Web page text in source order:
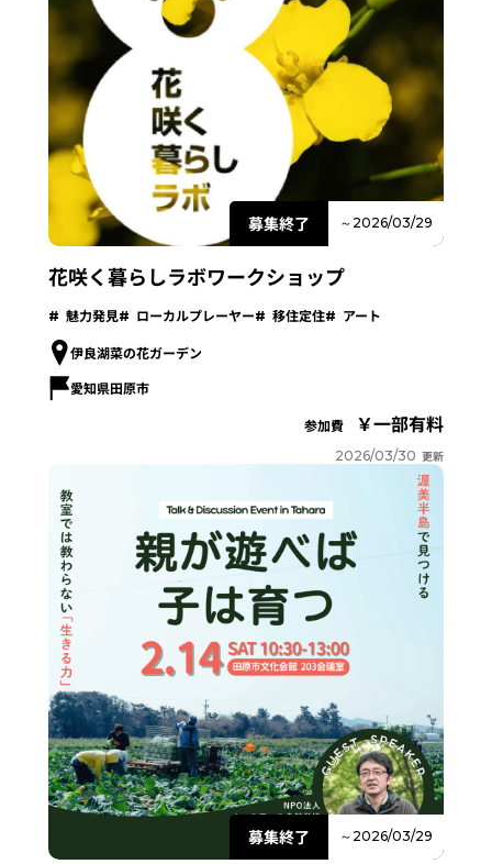
募集終了 ～2026/03/29
花咲く暮らしラボワークショップ
魅力発見 ローカルプレーヤー 移住定住 アート
伊良湖菜の花ガーデン
愛知県田原市
参加費
一部有料
2026/03/30 更新
募集終了 ～2026/03/29